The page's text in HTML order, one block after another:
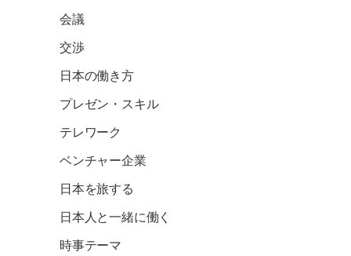
会議
交渉
日本の働き方
プレゼン・スキル
テレワーク
ベンチャー企業
日本を旅する
日本人と一緒に働く
時事テーマ